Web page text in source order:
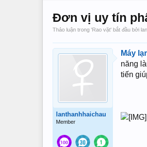
Đơn vị uy tín
Thảo luận trong 'Rao vặt' bắt đầu bởi
lanthanhhaichau
Member
Máy
năng
tiến